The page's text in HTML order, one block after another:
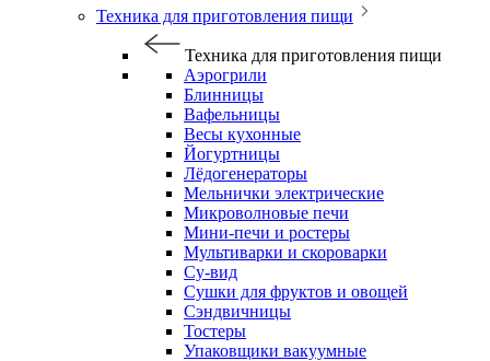
Техника для приготовления пищи
Техника для приготовления пищи
Аэрогрили
Блинницы
Вафельницы
Весы кухонные
Йогуртницы
Лёдогенераторы
Мельнички электрические
Микроволновые печи
Мини-печи и ростеры
Мультиварки и скороварки
Су-вид
Сушки для фруктов и овощей
Сэндвичницы
Тостеры
Упаковщики вакуумные